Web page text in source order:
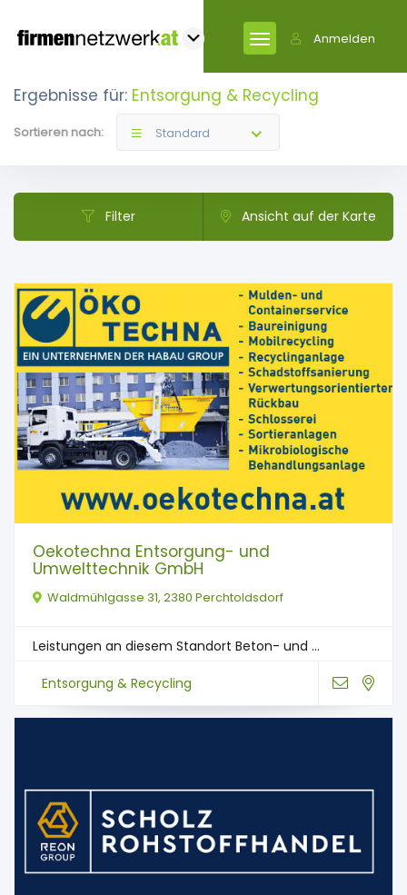
Anmelden
Ergebnisse für: Entsorgung & Recycling
Sortieren nach: Standard
Filter Ansicht auf der Karte
Oekotechna Entsorgung- und
Umwelttechnik GmbH
Waldmühlgasse 31, 2380 Perchtoldsdorf
Leistungen an diesem Standort Beton- und ...
Entsorgung & Recycling